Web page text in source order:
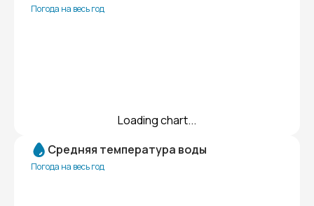
Погода на весь год
Loading chart...
Средняя температура воды
Погода на весь год